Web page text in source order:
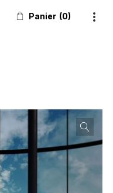
Panier 0